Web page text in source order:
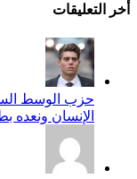
أخر التعليقات
حزب الوسط
الإنسان ونعده